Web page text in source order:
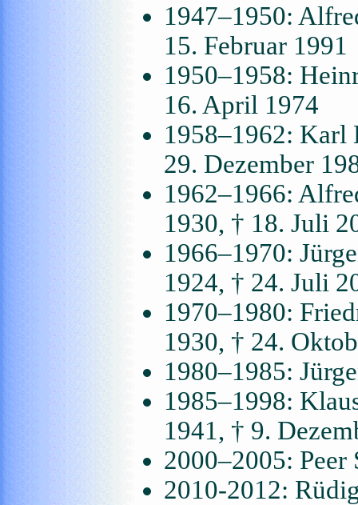
1947–1950:
15. Februar 1991
1950–1958:
16. April 1974
1958–1962: Karl
29. Dezember
1962–1966:
1930, † 18. Juli
1966–1970:
1924, † 24. Juli
1970–1980:
1930, † 24.
1980–1985:
1985–1998:
1941, † 9.
2000–2005:
2010-2012: